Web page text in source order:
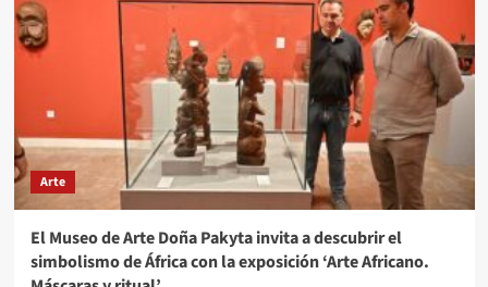
Arte
El Museo de Arte Doña Pakyta invita a descubrir el
simbolismo de África con la exposición ‘Arte Africano.